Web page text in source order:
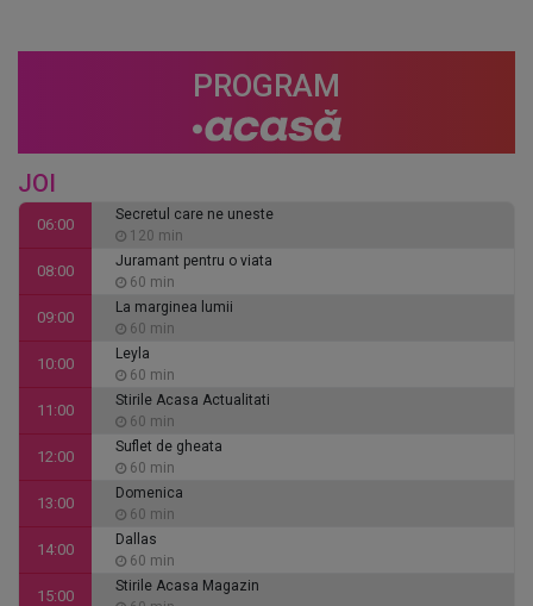
PROGRAM
JOI
06:00
Secretul care ne uneste
120 min
08:00
Juramant pentru o viata
60 min
09:00
La marginea lumii
60 min
10:00
Leyla
60 min
11:00
Stirile Acasa Actualitati
60 min
12:00
Suflet de gheata
60 min
13:00
Domenica
60 min
14:00
Dallas
60 min
15:00
Stirile Acasa Magazin